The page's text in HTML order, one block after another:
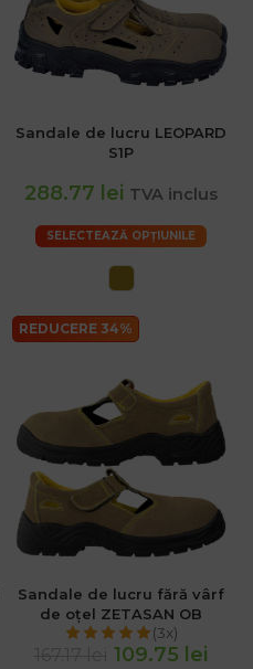
Sandale de lucru LEOPARD
S1P
288.77 lei TVA inclus
SELECTEAZĂ OPȚIUNILE
REDUCERE 34%
Sandale de lucru fără vârf
de oțel ZETASAN OB
(3x)
109.75 lei